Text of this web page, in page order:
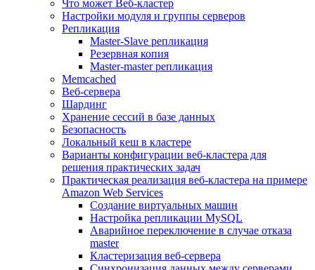
Что может Веб-кластер
Настройки модуля и группы серверов
Репликация
Master-Slave репликация
Резервная копия
Master-master репликация
Memcached
Веб-сервера
Шардинг
Хранение сессий в базе данных
Безопасность
Локальный кеш в кластере
Варианты конфигурации веб-кластера для
решения практических задач
Практическая реализация веб-кластера на примере
Amazon Web Services
Создание виртуальных машин
Настройка репликации MySQL
Аварийное переключение в случае отказа
master
Кластеризация веб-сервера